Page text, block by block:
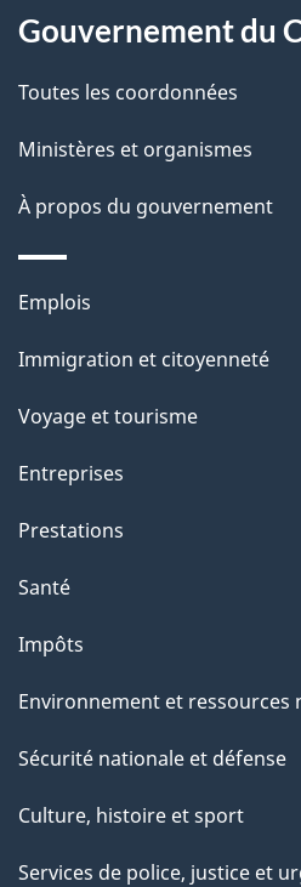
a
p
a
g
e
Gouvernement du
Toutes les coordonnées
Ministères et organismes
À propos du gouvernement
Thèmes
sujets
Emplois
Immigration et citoyenneté
Voyage et tourisme
Entreprises
Prestations
Santé
Impôts
Environnement et ressources
Sécurité nationale et défense
Culture, histoire et sport
Services de police, justice et